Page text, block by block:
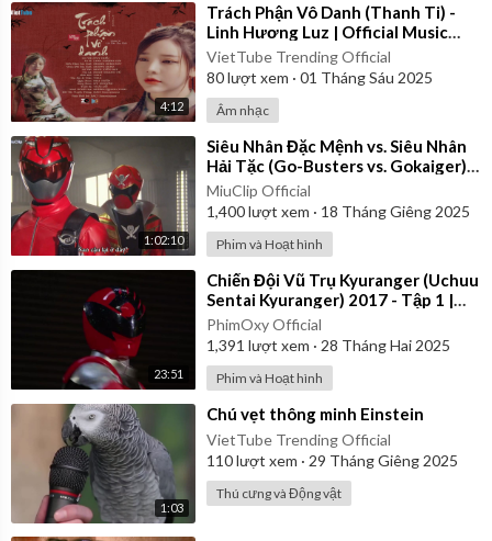
4:12
⁣Trách Phận Vô Danh (Thanh Ti) -
Linh Hương Luz | Official Music
Video
VietTube Trending Official
80lượt xem · 01 Tháng Sáu 2025
Âm nhạc
1:02:10
⁣Siêu Nhân Đặc Mệnh vs. Siêu Nhân
Hải Tặc (Go-Busters vs. Gokaiger) |
Vietsub
MiuClip Official
1,400lượt xem · 18 Tháng Giêng 2025
Phim và Hoạt hình
23:51
⁣Chiến Đội Vũ Trụ Kyuranger (Uchuu
Sentai Kyuranger) 2017 - Tập 1 |
Thuyết Minh
PhimOxy Official
1,391 lượt xem · 28 Tháng Hai 2025
Phim và Hoạt hình
1:03
⁣Chú vẹt thông minh Einstein
VietTube Trending Official
110lượt xem · 29 Tháng Giêng 2025
Thú cưng và Động vật